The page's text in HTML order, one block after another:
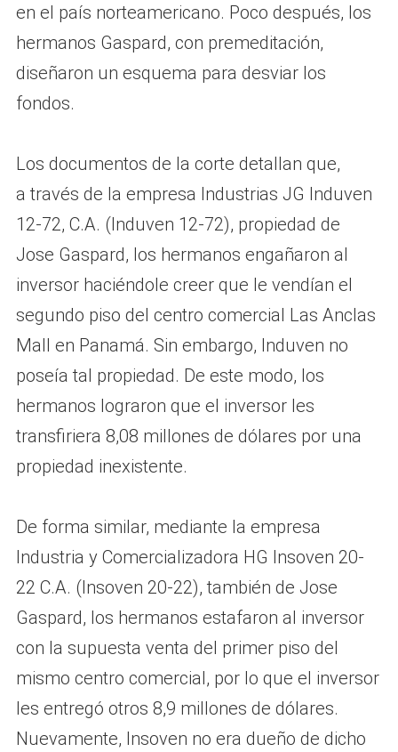
en el país norteamericano. Poco después, los
hermanos Gaspard, con premeditación,
diseñaron un esquema para desviar los
fondos.
Los documentos de la corte detallan que,
a través de la empresa Industrias JG Induven
12-72, C.A. (Induven 12-72), propiedad de
Jose Gaspard, los hermanos engañaron al
inversor haciéndole creer que le vendían el
segundo piso del centro comercial Las Anclas
Mall en Panamá. Sin embargo, Induven no
poseía tal propiedad. De este modo, los
hermanos lograron que el inversor les
transfiriera 8,08 millones de dólares por una
propiedad inexistente.
De forma similar, mediante la empresa
Industria y Comercializadora HG Insoven 20-
22 C.A. (Insoven 20-22), también de Jose
Gaspard, los hermanos estafaron al inversor
con la supuesta venta del primer piso del
mismo centro comercial, por lo que el inversor
les entregó otros 8,9 millones de dólares.
Nuevamente, Insoven no era dueño de dicho